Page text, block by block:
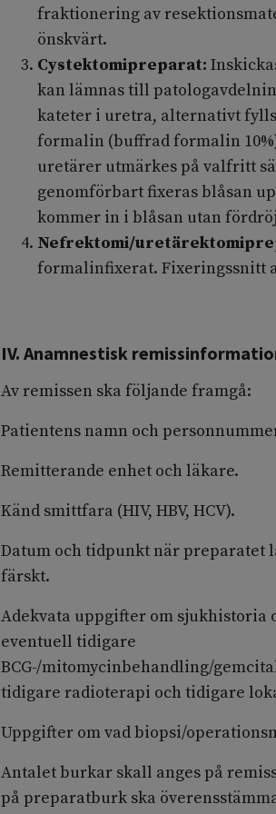
fraktionering av
önskvärt.
Cystektomipreparat:
kan lämnas till
kateter i uretra, alternativt
formalin (buffrad formalin
uretärer utmärkes på valfritt
genomförbart fixeras blåsan
kommer in i blåsan utan
Nefrektomi/
formalinfixerat. Fixeringssnitt
IV. Anamnestisk
Av remissen ska följande framgå:
Patientens namn och
Remitterande enhet och läkare.
Känd smittfara (HIV, HBV, HCV).
Datum och tidpunkt när preparatet
färskt.
Adekvata uppgifter om sjukhistoria
eventuell tidigare
BCG-/mitomycinbehandling/
tidigare radioterapi och tidigare
Uppgifter om vad biopsi/
Antalet burkar skall anges på
på preparatburk ska